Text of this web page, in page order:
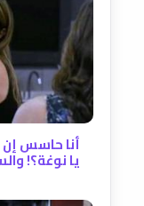
أنا حاسس إن
يا نوغة؟!